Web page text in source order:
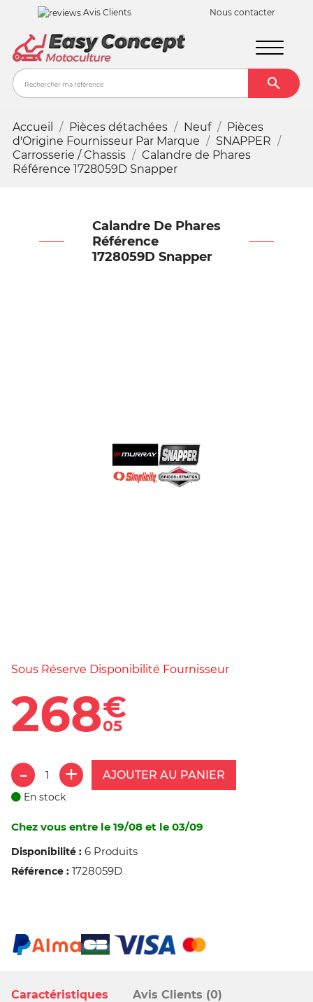
Avis Clients Nous contacter

Accueil Pièces détachées Neuf
Pièces
d'Origine Fournisseur Par Marque
SNAPPER
Carrosserie / Chassis
Calandre de Phares
Référence 1728059D Snapper
Calandre De Phares
Référence
1728059D Snapper
Caractéristiques Avis Clients (0)
Sous Réserve Disponibilité Fournisseur
268€
05
AJOUTER AU PANIER
En stock
Chez vous entre le 19/08 et le 03/09
Disponibilité : 6 Produits
Référence : 1728059D